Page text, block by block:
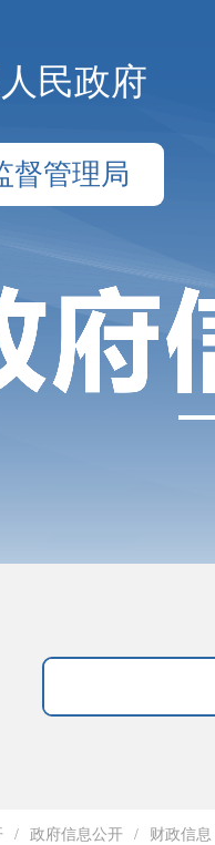
民政府
督管理局
/ 政府信息公开 / 财政信息